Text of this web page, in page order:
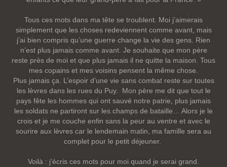
Tous ces mots dans ma tête se troublent. Moi j’aimerais
simplement que les choses redeviennent comme avant, mais
j’ai bien compris qu’une guerre change la vie des gens. Rien
n’est plus jamais comme avant. Je souhaite que mon père
reste près de moi et que plus jamais il ne quitte la maison. Tous
mes copains et mes voisins pensent la même chose.
Plus jamais ça. L’espoir d’une vie sans combat reste sur toutes
les lèvres dans les rues du Puy. Mon père me dit que tout le
pays fête les hommes qui ont sauvé notre patrie, plus jamais
les soldats ne partiront sur les champs de bataille… Alors je le
crois et je me couche enfin sans la peur au ventre et avec le
sourire aux lèvres car le lendemain matin, ma famille sera au
complet pour le petit déjeuner.
Voilà : j’écris ces mots pour moi quand je serai grand.